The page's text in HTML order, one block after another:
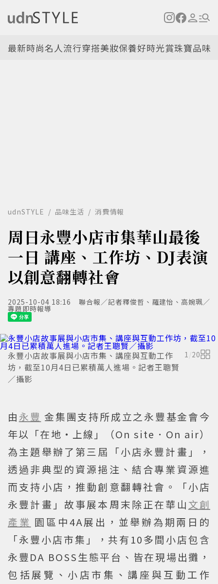
最新時尚名人流行穿搭美妝保養好時光賞珠寶品味
udnSTYLE 品味生活 消費情報
周日永豐小店市集華山最後
一日 講座、工作坊、DJ表演
以創意翻轉社會
2025-10-04 18:16 聯合報／記者釋俊哲、羅建怡、高婉珮／
專題即時報導
永豐小店故事展與小店市集、講座與互動工作
坊，截至10月4日已累積萬人進場。記者王聰賢
／攝影
1/20
由 永豐 金集團支持所成立之永豐基金會今
年以「在地・上線」（On site．On air）
為主題舉辦了第三屆「小店永豐計畫」，
透過非典型的資源挹注、結合專業資源進
而支持小店，推動創意翻轉社會。「小店
永豐計畫」故事展本周末除正在華山 文創
產業 園區中4A展出，並舉辦為期兩日的
「永豐小店市集」，共有10多間小店包含
永豐DA BOSS生態平台、皆在現場出攤，
包括展覽、小店市集、講座與互動工作